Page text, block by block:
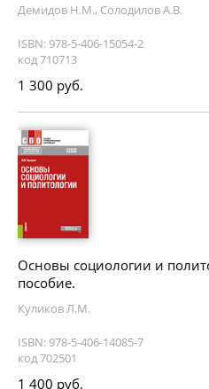
Демидов Н.М., Солодилов А.В.
ISBN: 978-5-406-15054-2
код 710713
1 300 руб.
Основы социологии и
пособие.
Куликов Л.М.
ISBN: 978-5-406-14085-7
код 702501
1 400 руб.